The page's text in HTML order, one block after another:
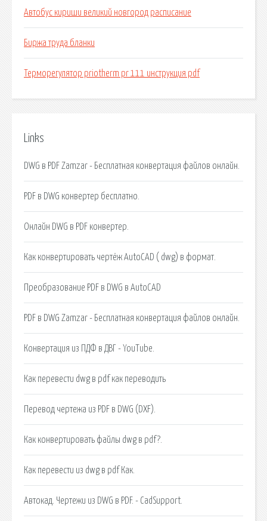
Автобус кириши великий новгород расписание
Биржа труда бланки
Терморегулятор priotherm pr 111 инструкция pdf
Links
DWG в PDF Zamzar - Бесплатная конвертация файлов онлайн.
PDF в DWG конвертер бесплатно.
Онлайн DWG в PDF конвертер.
Как конвертировать чертёж AutoCAD ( dwg) в формат.
Преобразование PDF в DWG в AutoCAD
PDF в DWG Zamzar - Бесплатная конвертация файлов онлайн.
Конвертация из ПДФ в ДВГ - YouTube.
Как перевести dwg в pdf как переводить
Перевод чертежа из PDF в DWG (DXF).
Как конвертировать файлы dwg в pdf?.
Как перевести из dwg в pdf Как.
Автокад. Чертежи из DWG в PDF. - CadSupport.